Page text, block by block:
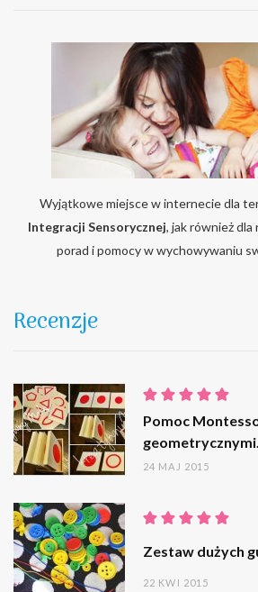
Wyjątkowe miejsce w internecie dla
Integracji Sensorycznej, jak również dla
porad i pomocy w wychowywaniu
Recenzje
Pomoc
geometrycznymi.
24 MAJ 2015
Zestaw dużych
22 KWI 2015